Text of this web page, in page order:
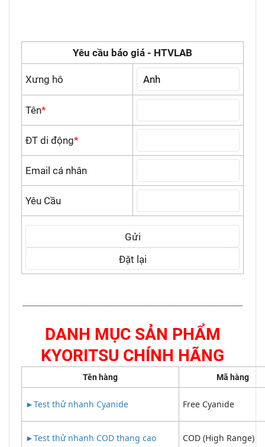
Yêu cầu báo giá - HTVLAB
Xưng hô
Tên*
ĐT di động*
Email cá nhân
Yêu Cầu
---------------------------------------------------------------------------------------------
DANH MỤC SẢN PHẨM
KYORITSU CHÍNH HÃNG
Tên hàng Mã hàng
►Test thử nhanh Cyanide Free Cyanide
►Test thử nhanh COD thang cao COD (High Range)